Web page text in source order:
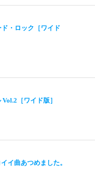
・ロック［ワイド
［ワイド版］
イ曲あつめました。